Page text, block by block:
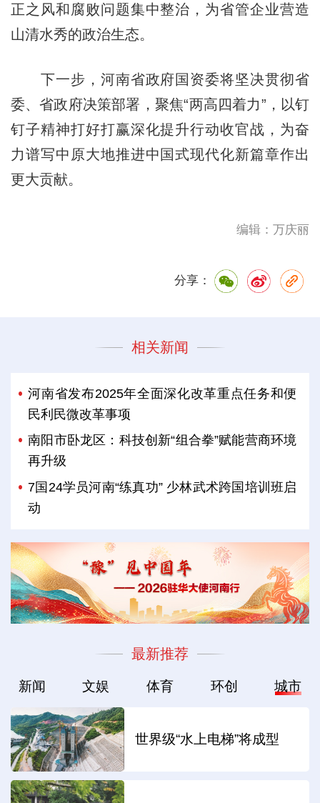
正之风和腐败问题集中整治，为省管企业营造
山清水秀的政治生态。
下一步，河南省政府国资委将坚决贯彻省
委、省政府决策部署，聚焦“两高四着力”，以钉
钉子精神打好打赢深化提升行动收官战，为奋
力谱写中原大地推进中国式现代化新篇章作出
更大贡献。
编辑：万庆丽
分享：
相关新闻
河南省发布2025年全面深化改革重点任务和便
民利民微改革事项
南阳市卧龙区：科技创新“组合拳”赋能营商环境
再升级
7国24学员河南“练真功” 少林武术跨国培训班启
动
最新推荐
新闻 文娱 体育 环创 城市
世界级“水上电梯”将成型